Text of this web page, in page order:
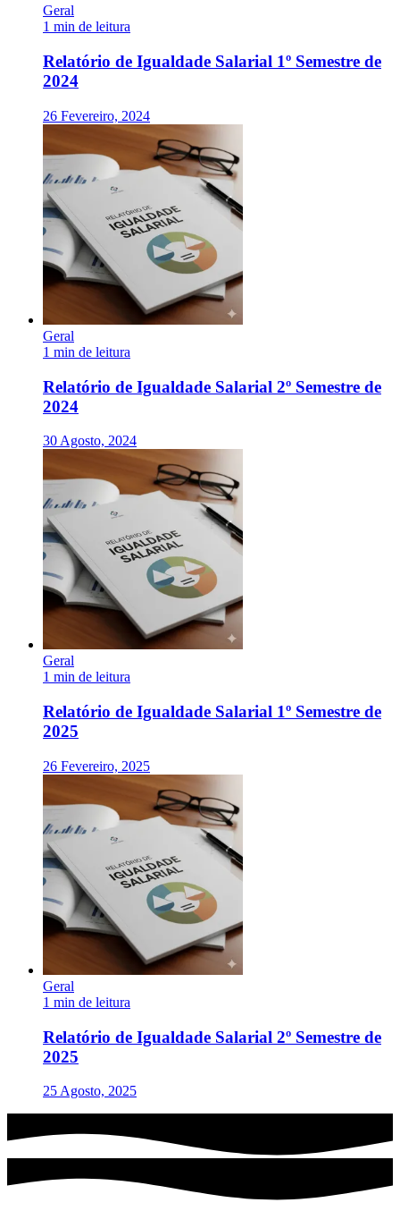
Geral
1 min de leitura
Relatório de Igualdade Salarial 1º Semestre de
2024
26 Fevereiro, 2024
Geral
1 min de leitura
Relatório de Igualdade Salarial 2º Semestre de
2024
30 Agosto, 2024
Geral
1 min de leitura
Relatório de Igualdade Salarial 1º Semestre de
2025
26 Fevereiro, 2025
Geral
1 min de leitura
Relatório de Igualdade Salarial 2º Semestre de
2025
25 Agosto, 2025